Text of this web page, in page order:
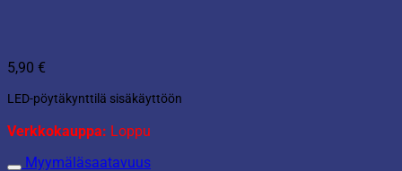
5,90 €
LED-pöytäkynttilä sisäkäyttöön
Verkkokauppa: Loppu
Myymäläsaatavuus